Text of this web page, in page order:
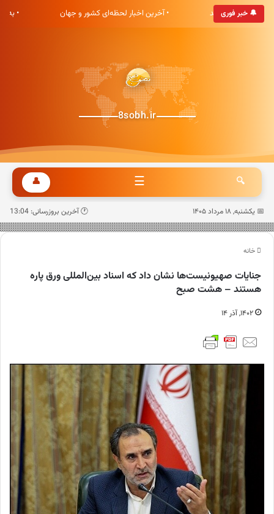
🔔 خبر فوری
صبح خوش آمدید • آخرین اخبار لحظه‌ای کشور و جهان •
8sobh.ir
🔍
☰
👤
📅 یکشنبه, ۱۸ مرداد ۱۴۰۵ 🕐 آخرین بروزرسانی: 13:04
خانه
جنایات صهیونیست‌ها نشان داد که اسناد بین‌المللی ورق پاره‌
هستند – هشت صبح
۱۴۰۲, آذر ۱۴